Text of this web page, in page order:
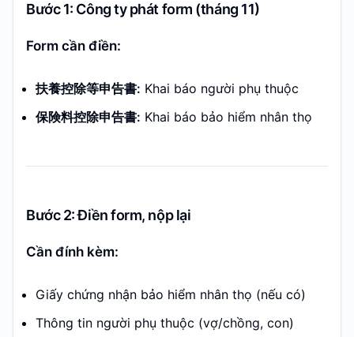
Bước 1: Công ty phát form (tháng 11)
Form cần điền:
扶養控除等申告書: Khai báo người phụ thuộc
保険料控除申告書: Khai báo bảo hiểm nhân thọ
Bước 2: Điền form, nộp lại
Cần đính kèm:
Giấy chứng nhận bảo hiểm nhân thọ (nếu có)
Thông tin người phụ thuộc (vợ/chồng, con)